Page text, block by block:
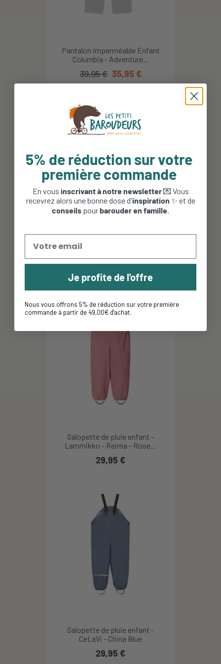
Pantalon imperméable Enfant
Columbia - Adventure...
39,95 € 35,95 €
Waders enfant - Goodyear
Kidsplay - Sailorman
0,00 €
Salopette de pluie enfant -
Lammikko - Reima - Rose...
29,95 €
Salopette de pluie enfant -
CeLaVi - China Blue
29,95 €
5% de réduction sur votre
première commande
En vous inscrivant à notre newsletter💌 Vous
recevrez alors une bonne dose d'inspiration ✨ et de
conseils pourbarouder en famille
Je profite de l'offre
Nous vous offrons 5% de réduction sur votre première
commande à partir de 49,00€ d'achat